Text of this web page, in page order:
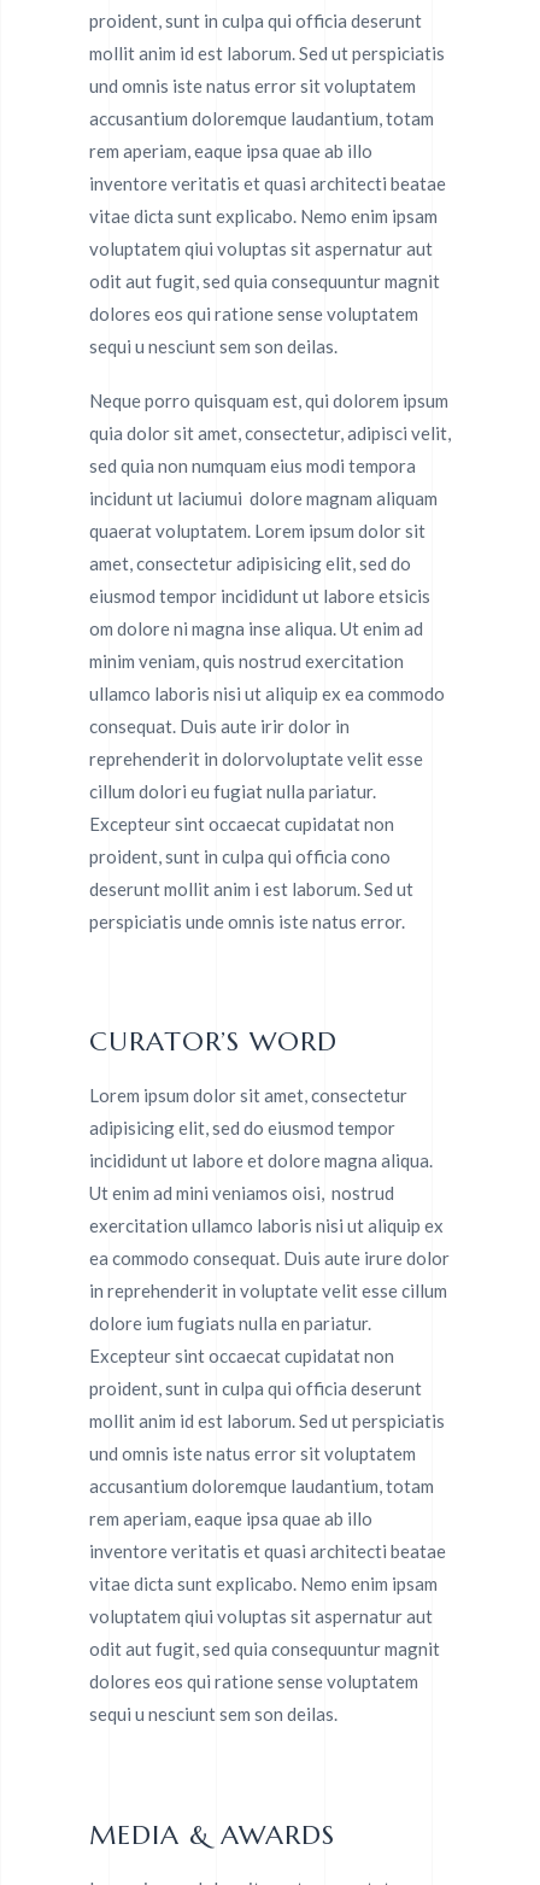
proident, sunt in culpa qui officia deserunt
mollit anim id est laborum. Sed ut perspiciatis
und omnis iste natus error sit voluptatem
accusantium doloremque laudantium, totam
rem aperiam, eaque ipsa quae ab illo
inventore veritatis et quasi architecti beatae
vitae dicta sunt explicabo. Nemo enim ipsam
voluptatem qiui voluptas sit aspernatur aut
odit aut fugit, sed quia consequuntur magnit
dolores eos qui ratione sense voluptatem
sequi u nesciunt sem son deilas.
Neque porro quisquam est, qui dolorem ipsum
quia dolor sit amet, consectetur, adipisci velit,
sed quia non numquam eius modi tempora
incidunt ut laciumui dolore magnam aliquam
quaerat voluptatem. Lorem ipsum dolor sit
amet, consectetur adipisicing elit, sed do
eiusmod tempor incididunt ut labore etsicis
om dolore ni magna inse aliqua. Ut enim ad
minim veniam, quis nostrud exercitation
ullamco laboris nisi ut aliquip ex ea commodo
consequat. Duis aute irir dolor in
reprehenderit in dolorvoluptate velit esse
cillum dolori eu fugiat nulla pariatur.
Excepteur sint occaecat cupidatat non
proident, sunt in culpa qui officia cono
deserunt mollit anim i est laborum. Sed ut
perspiciatis unde omnis iste natus error.
CURATOR’S WORD
Lorem ipsum dolor sit amet, consectetur
adipisicing elit, sed do eiusmod tempor
incididunt ut labore et dolore magna aliqua.
Ut enim ad mini veniamos oisi, nostrud
exercitation ullamco laboris nisi ut aliquip ex
ea commodo consequat. Duis aute irure dolor
in reprehenderit in voluptate velit esse cillum
dolore ium fugiats nulla en pariatur.
Excepteur sint occaecat cupidatat non
proident, sunt in culpa qui officia deserunt
mollit anim id est laborum. Sed ut perspiciatis
und omnis iste natus error sit voluptatem
accusantium doloremque laudantium, totam
rem aperiam, eaque ipsa quae ab illo
inventore veritatis et quasi architecti beatae
vitae dicta sunt explicabo. Nemo enim ipsam
voluptatem qiui voluptas sit aspernatur aut
odit aut fugit, sed quia consequuntur magnit
dolores eos qui ratione sense voluptatem
sequi u nesciunt sem son deilas.
MEDIA & AWARDS